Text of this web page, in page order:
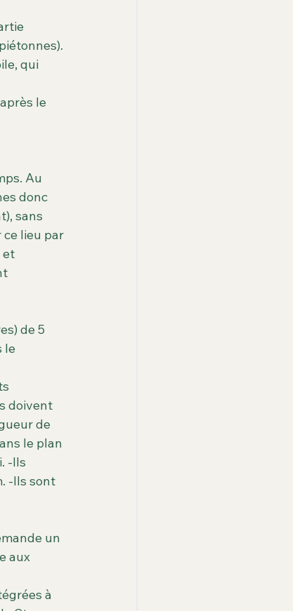
qui
le
Au
donc
sans
lieu par
et
de 5
le
doivent
de
le plan
-Ils
-Ils sont
un
aux
à